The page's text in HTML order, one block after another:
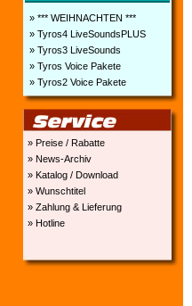
» *** WEIHNACHTEN ***
» Tyros4 LiveSoundsPLUS
» Tyros3 LiveSounds
» Tyros Voice Pakete
» Tyros2 Voice Pakete
» Preise / Rabatte
» News-Archiv
» Katalog / Download
» Wunschtitel
» Zahlung & Lieferung
» Hotline